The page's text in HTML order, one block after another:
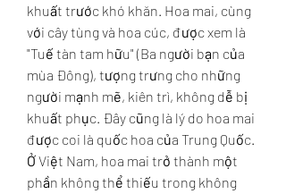
khuất trước khó khăn. Hoa mai, cùng
với cây tùng và hoa cúc, được xem là
"Tuế tàn tam hữu" (Ba người bạn của
mùa Đông), tượng trưng cho những
người mạnh mẽ, kiên trì, không dễ bị
khuất phục. Đây cũng là lý do hoa mai
được coi là quốc hoa của Trung Quốc.
Ở Việt Nam, hoa mai trở thành một
phần không thể thiếu trong không